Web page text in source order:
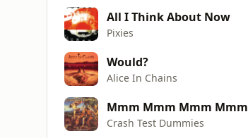
All I Think About Now
Pixies
Would?
Alice In Chains
Mmm Mmm Mmm Mmm
Crash Test Dummies